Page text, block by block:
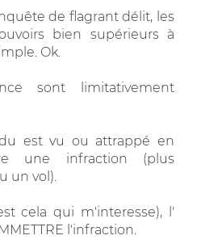
de flagrant délit, les
bien supérieurs à
Ok.
sont limitativement
est vu ou attrappé en
une infraction (plus
un vol).
cela qui m'interesse), l'
l'infraction.